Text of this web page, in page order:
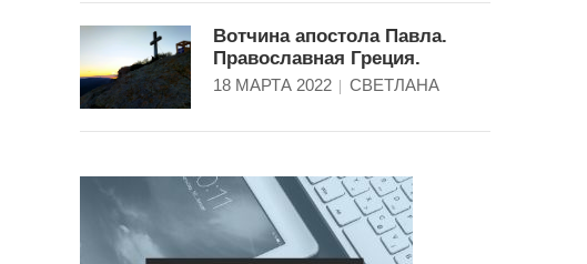
Вотчина апостола Павла.
Православная Греция.
18 МАРТА 2022 СВЕТЛАНА